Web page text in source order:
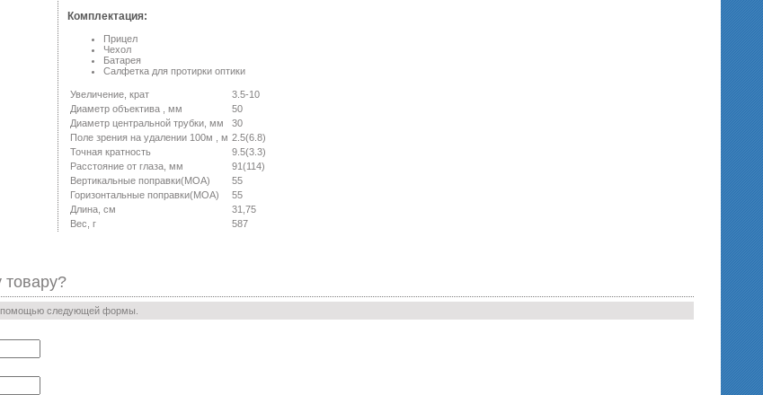
Комплектация:
Прицел
Чехол
Батарея
Салфетка для протирки оптики
Увеличение, крат
3.5-10
Диаметр объектива , мм
50
Диаметр центральной трубки, мм
30
Поле зрения на удалении 100м , м 2.5(6.8)
Точная кратность
9.5(3.3)
Расстояние от глаза, мм
91(114)
Вертикальные поправки(МОА)
55
Горизонтальные поправки(МОА)
55
Длина, см
31,75
Вес, г
587
товару?
помощью следующей формы.